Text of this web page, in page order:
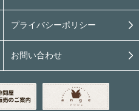
プライバシーポリシー
お問い合わせ